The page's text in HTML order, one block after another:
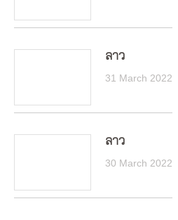
ลาว
31 March 2022
ลาว
30 March 2022